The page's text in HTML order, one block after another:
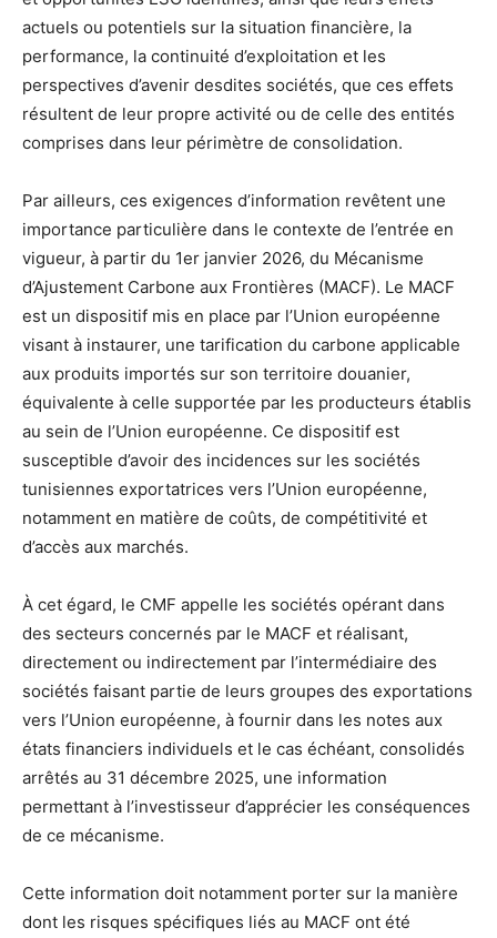
actuels ou potentiels sur la situation financière, la
performance, la continuité d’exploitation et les
perspectives d’avenir desdites sociétés, que ces effets
résultent de leur propre activité ou de celle des entités
comprises dans leur périmètre de consolidation.
Par ailleurs, ces exigences d’information revêtent une
importance particulière dans le contexte de l’entrée en
vigueur, à partir du 1er janvier 2026, du Mécanisme
d’Ajustement Carbone aux Frontières (MACF). Le MACF
est un dispositif mis en place par l’Union européenne
visant à instaurer, une tarification du carbone applicable
aux produits importés sur son territoire douanier,
équivalente à celle supportée par les producteurs établis
au sein de l’Union européenne. Ce dispositif est
susceptible d’avoir des incidences sur les sociétés
tunisiennes exportatrices vers l’Union européenne,
notamment en matière de coûts, de compétitivité et
d’accès aux marchés.
À cet égard, le CMF appelle les sociétés opérant dans
des secteurs concernés par le MACF et réalisant,
directement ou indirectement par l’intermédiaire des
sociétés faisant partie de leurs groupes des exportations
vers l’Union européenne, à fournir dans les notes aux
états financiers individuels et le cas échéant, consolidés
arrêtés au 31 décembre 2025, une information
permettant à l’investisseur d’apprécier les conséquences
de ce mécanisme.
Cette information doit notamment porter sur la manière
dont les risques spécifiques liés au MACF ont été